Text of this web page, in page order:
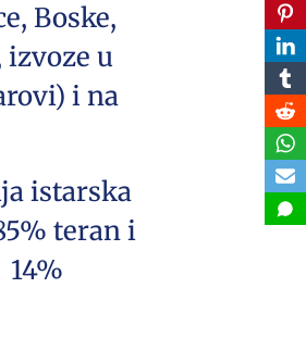
Boske,
izvoze u
i na
istarska
teran i